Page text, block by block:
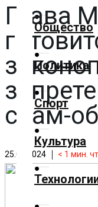
Главная
Добавить
материал
новости
Общество
Политика
Общество
Политика
Спорт
Культура
Глава
спам-
25.04.2024 < 1 мин.